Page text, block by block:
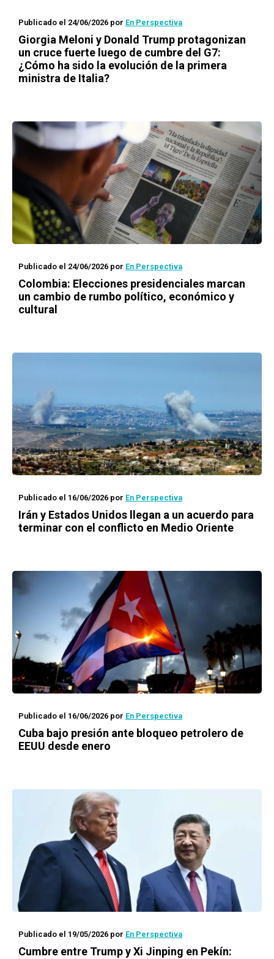
Publicado el 24/06/2026 por En Perspectiva
Giorgia Meloni y Donald Trump protagonizan
un cruce fuerte luego de cumbre del G7:
¿Cómo ha sido la evolución de la primera
ministra de Italia?
Publicado el 24/06/2026 por En Perspectiva
Colombia: Elecciones presidenciales marcan
un cambio de rumbo político, económico y
cultural
Publicado el 16/06/2026 por En Perspectiva
Irán y Estados Unidos llegan a un acuerdo para
terminar con el conflicto en Medio Oriente
Publicado el 16/06/2026 por En Perspectiva
Cuba bajo presión ante bloqueo petrolero de
EEUU desde enero
Publicado el 19/05/2026 por En Perspectiva
Cumbre entre Trump y Xi Jinping en Pekín: